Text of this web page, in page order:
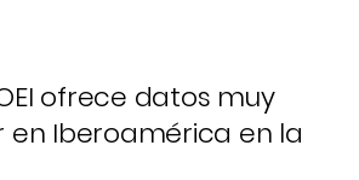
ofrece datos muy
en Iberoamérica en la